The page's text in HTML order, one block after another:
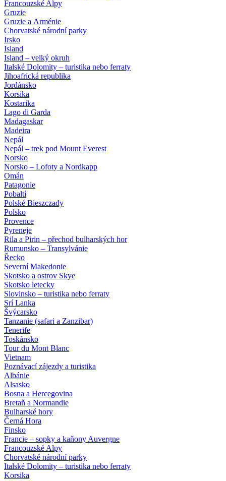
Francouzské Alpy
Gruzie
Gruzie a Arménie
Chorvatské národní parky
Irsko
Island
Island – velký okruh
Italské Dolomity – turistika nebo ferraty
Jihoafrická republika
Jordánsko
Korsika
Kostarika
Lago di Garda
Madagaskar
Madeira
Nepál
Nepál – trek pod Mount Everest
Norsko
Norsko – Lofoty a Nordkapp
Omán
Patagonie
Pobaltí
Polské Bieszczady
Polsko
Provence
Pyreneje
Rila a Pirin – přechod bulharských hor
Rumunsko – Transylvánie
Řecko
Severní Makedonie
Skotsko a ostrov Skye
Skotsko letecky
Slovinsko – turistika nebo ferraty
Srí Lanka
Švýcarsko
Tanzanie (safari a Zanzibar)
Tenerife
Toskánsko
Tour du Mont Blanc
Vietnam
Poznávací zájezdy a turistika
Albánie
Alsasko
Bosna a Hercegovina
Bretaň a Normandie
Bulharské hory
Černá Hora
Finsko
Francie – sopky a kaňony Auvergne
Francouzské Alpy
Chorvatské národní parky
Italské Dolomity – turistika nebo ferraty
Korsika